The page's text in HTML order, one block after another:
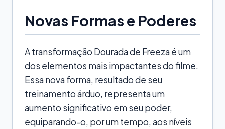
Novas Formas e Poderes
A transformação Dourada de Freeza é um
dos elementos mais impactantes do filme.
Essa nova forma, resultado de seu
treinamento árduo, representa um
aumento significativo em seu poder,
equiparando-o, por um tempo, aos níveis